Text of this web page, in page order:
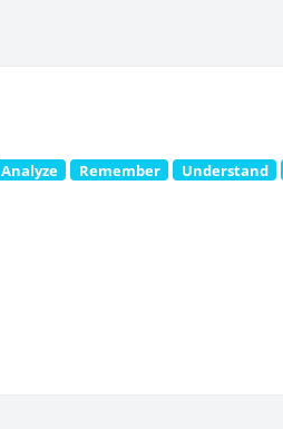
Analyze Remember Understand